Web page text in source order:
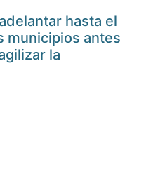
hasta el
municipios antes
la